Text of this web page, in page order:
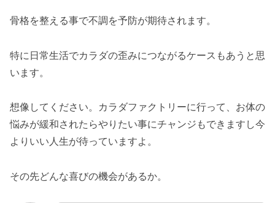
骨格を整える事で不調を予防が期待されます。
特に日常生活でカラダの歪みにつながるケースもあうと思
います。
想像してください。カラダファクトリーに行って、お体の
悩みが緩和されたらやりたい事にチャンジもできますし今
よりいい人生が待っていますよ。
その先どんな喜びの機会があるか。